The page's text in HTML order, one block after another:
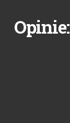
Opinie: